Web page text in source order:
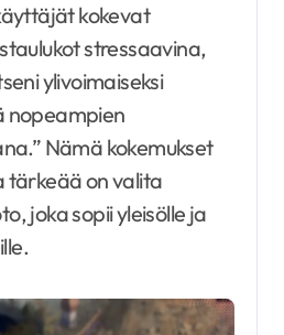
kokevat
stressaavina,
ylivoimaiseksi
nopeampien
Nämä kokemukset
tärkeää on valita
joka sopii yleisölle ja